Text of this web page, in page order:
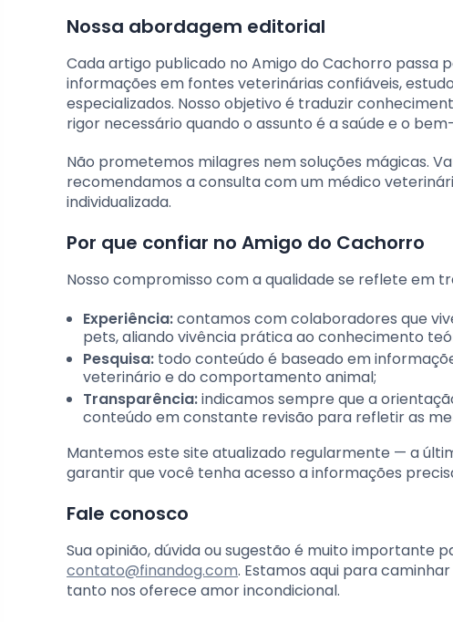
Nossa abordagem editorial
Cada artigo publicado no Amigo do Cachorro passa
informações em fontes veterinárias confiáveis,
especializados. Nosso objetivo é traduzir
rigor necessário quando o assunto é a saúde e o
Não prometemos milagres nem soluções mágicas.
recomendamos a consulta com um médico
individualizada.
Por que confiar no Amigo do Cachorro
Nosso compromisso com a qualidade se reflete em
Experiência:contamos com colaboradores que
pets, aliando vivência prática ao conhecimento
Pesquisa: todo conteúdo é baseado em
veterinário e do comportamento animal;
Transparência:indicamos sempre que a
conteúdo em constante revisão para refletir as
Mantemos este site atualizado regularmente — a
garantir que você tenha acesso a informações
Fale conosco
Sua opinião, dúvida ou sugestão é muito importante
contato@finandog.com. Estamos aqui para
tanto nos oferece amor incondicional.